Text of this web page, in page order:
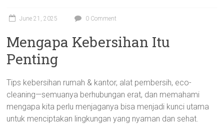
June 21, 2025 0 Comment
Mengapa Kebersihan Itu
Penting
Tips kebersihan rumah & kantor, alat pembersih, eco-
cleaning—semuanya berhubungan erat, dan memahami
mengapa kita perlu menjaganya bisa menjadi kunci utama
untuk menciptakan lingkungan yang nyaman dan sehat.